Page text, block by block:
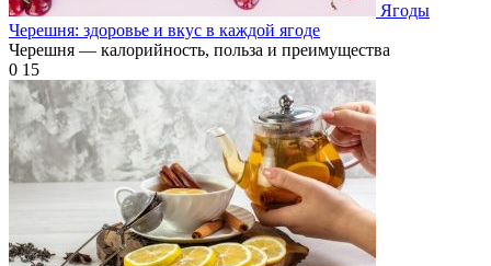
Ягоды
Черешня: здоровье и вкус в каждой ягоде
Черешня — калорийность, польза и преимущества
0 15